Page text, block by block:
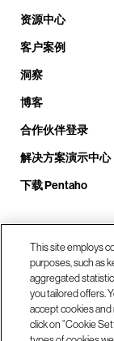
资源中心
客户案例
洞察
博客
合作伙伴登录
解决方案演示中心
下载 Pentaho
致
This site employs
purposes, such as
aggregated
you tailored offers.
accept cookies
click on “Cookie